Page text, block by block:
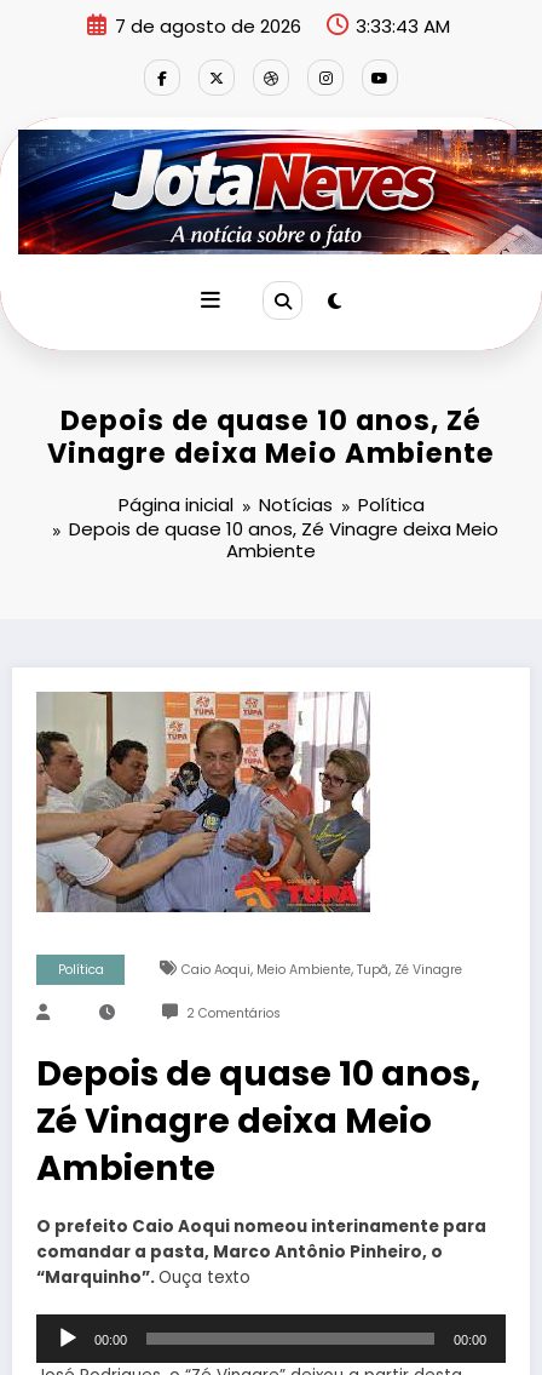
7 de agosto de 2026 3:33:44 AM
Depois de quase 10 anos, Zé
Vinagre deixa Meio Ambiente
Página inicial Notícias
Política
Depois de quase 10 anos, Zé Vinagre deixa Meio
Ambiente
Política Caio Aoqui, Meio Ambiente, Tupã, Zé Vinagre
2 Comentários
Depois de quase 10 anos,
Zé Vinagre deixa Meio
Ambiente
O prefeito Caio Aoqui nomeou interinamente para
comandar a pasta, Marco Antônio Pinheiro, o
“Marquinho”.Ouça texto
Tocador
áudio
00:00 00:00